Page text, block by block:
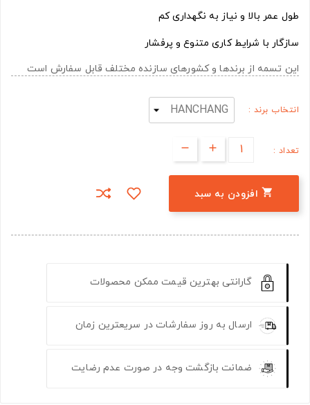
طول عمر بالا و نیاز به نگهداری کم
سازگار با شرایط کاری متنوع و پرفشار
این تسمه از برندها و کشورهای سازنده مختلف قابل سفارش است
انتخاب برند :
تعداد :
 افزودن به سبد
گارانتی بهترین قیمت ممکن محصولات
ارسال به روز سفارشات در سریعترین زمان
ضمانت بازگشت وجه در صورت عدم رضایت